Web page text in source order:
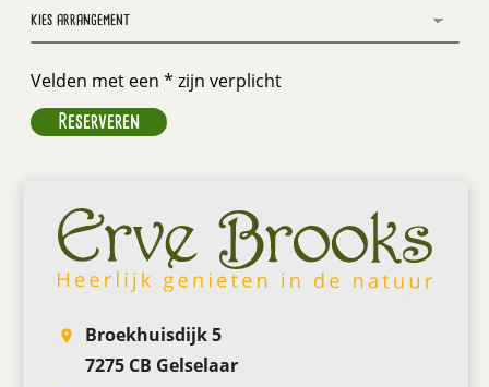
Velden met een * zijn verplicht
room
Broekhuisdijk 5
7275 CB Gelselaar